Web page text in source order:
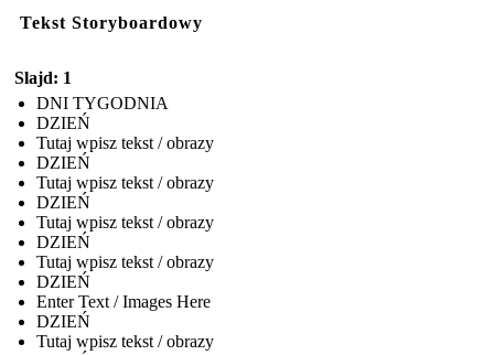
Tekst Storyboardowy
Slajd: 1
DNI TYGODNIA
DZIEŃ
Tutaj wpisz tekst / obrazy
DZIEŃ
Tutaj wpisz tekst / obrazy
DZIEŃ
Tutaj wpisz tekst / obrazy
DZIEŃ
Tutaj wpisz tekst / obrazy
DZIEŃ
Enter Text / Images Here
DZIEŃ
Tutaj wpisz tekst / obrazy